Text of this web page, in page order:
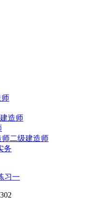
造师
师二级建造师
务
习一